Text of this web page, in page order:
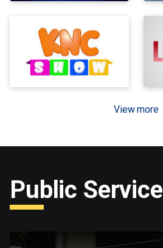
View more
Public Service